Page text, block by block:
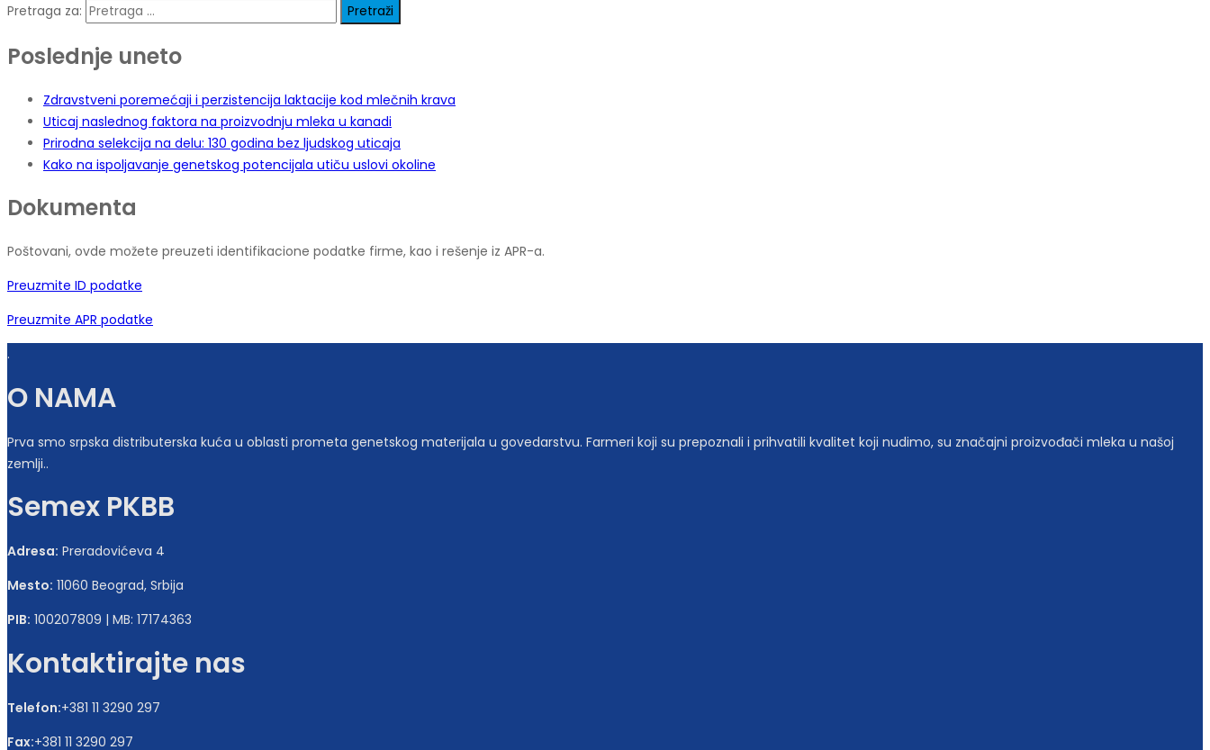
Pretraga za:
Poslednje uneto
Zdravstveni poremećaji i perzistencija laktacije kod mlečnih krava
Uticaj naslednog faktora na proizvodnju mleka u kanadi
Prirodna selekcija na delu: 130 godina bez ljudskog uticaja
Kako na ispoljavanje genetskog potencijala utiču uslovi okoline
Dokumenta
Poštovani, ovde možete preuzeti identifikacione podatke firme, kao i rešenje iz APR-a.
Preuzmite ID podatke
Preuzmite APR podatke
.
O NAMA
Prva smo srpska distributerska kuća u oblasti prometa genetskog materijala u govedarstvu. Farmeri koji su prepoznali i prihvatili kvalitet koji nudimo, su značajni proizvođači mleka u našoj
zemlji..
Semex PKBB
Adresa: Preradovićeva 4
Mesto: 11060 Beograd, Srbija
PIB: 100207809 | MB: 17174363
Kontaktirajte nas
Telefon:+381 11 3290 297
Fax:+381 11 3290 297